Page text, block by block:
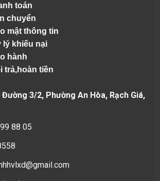
toán
chuyển
mật thông tin
lý khiếu nại
hành
trả,hoàn tiền
3/2, Phường An Hòa, Rạch Giá,
88 05